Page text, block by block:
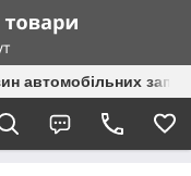
автомобільних